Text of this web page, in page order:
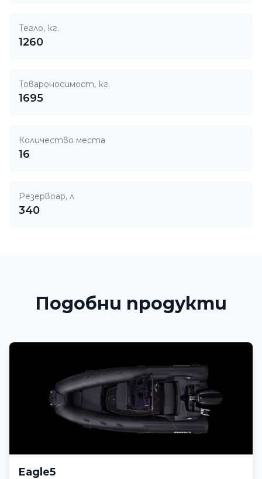
Тегло, кг.
1260
Товароносимост, кг.
1695
Количество места
16
Резервоар, л
340
Подобни продукти
Eagle5